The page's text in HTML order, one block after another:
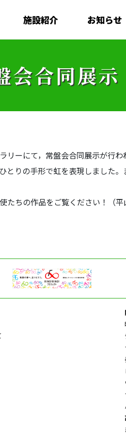
施設紹介 お知らせ
会合同展示
ーにて，常盤会合同展示が行わ
りの手形で虹を表現しました
ちの作品をご覧ください！（平